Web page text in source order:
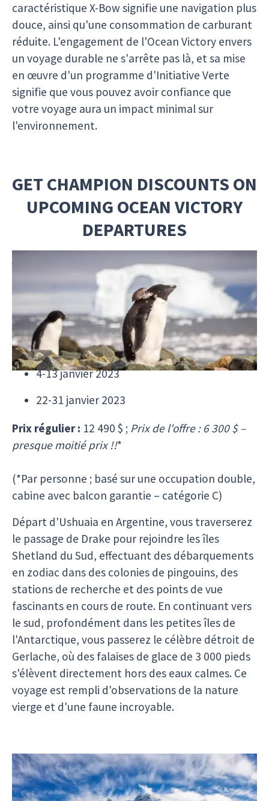
caractéristique X-Bow signifie une navigation plus
douce, ainsi qu'une consommation de carburant
réduite. L'engagement de l'Ocean Victory envers
un voyage durable ne s'arrête pas là, et sa mise
en œuvre d'un programme d'Initiative Verte
signifie que vous pouvez avoir confiance que
votre voyage aura un impact minimal sur
l'environnement.
GET CHAMPION DISCOUNTS ON
UPCOMING OCEAN VICTORY
DEPARTURES
Îles Shetland du Sud et Péninsule Antarctique
Dates de départ de l'offre :
7-16 décembre 2022
4-13 janvier 2023
22-31 janvier 2023
Prix régulier : 12 490 $ ; Prix de l'offre : 6 300 $–
presque moitié prix !!*
(*Par personne ; basé sur une occupation double,
cabine avec balcon garantie – catégorie C)
Départ d'Ushuaia en Argentine, vous traverserez
le passage de Drake pour rejoindre les îles
Shetland du Sud, effectuant des débarquements
en zodiac dans des colonies de pingouins, des
stations de recherche et des points de vue
fascinants en cours de route. En continuant vers
le sud, profondément dans les petites îles de
l'Antarctique, vous passerez le célèbre détroit de
Gerlache, où des falaises de glace de 3 000 pieds
s'élèvent directement hors des eaux calmes. Ce
voyage est rempli d'observations de la nature
vierge et d'une faune incroyable.
Antarctique, Géorgie du Sud et Îles Malouines
(19 jours)